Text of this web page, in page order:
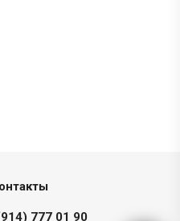
777 01 90